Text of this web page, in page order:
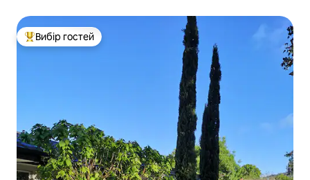
Топ вибір гостей
Вибір гостей